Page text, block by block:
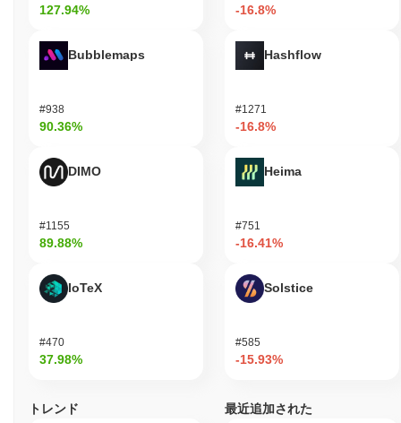
ントを示しています。
FINEは誰のために設計されていますか？
FINEは、消費者や機関向けに設計されており、分散型金融
ます。エコシステム内でシームレスな取引と相互作用を促進する
ためのウォレットやAPIなど、必要なツールとリソースを提供し
ナンストークンとして活用し、意思決定プロセスに参加し、さま
ざまな金融サービスにアクセスすることができます。 開発者やバ
と機能性に貢献します。開発者はSDKやドキュメントを活用して
FINEを利用するアプリケーションを構築でき、バリデーターはブ
の協力的な環境は、革新と成長を促進し、最終的にはFINEエコシ
ステム内での全体的なユーザー体験を向上させます。
FINEはプルーフ・オブ・ステーク（PoS）コンセンサスメカニズ
データーは保有するFINEトークンの量に基づいて新しいブロック
127.94%
Bubblemaps
#938
90.36%
DIMO
#1155
89.88%
IoTeX
#470
37.98%
-16.8%
Hashflow
#1271
-16.8%
Heima
#751
-16.41%
Solstice
#585
-15.93%
トレンド 最近追加された